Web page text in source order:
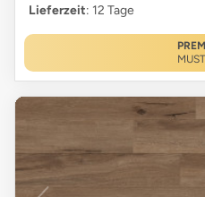
Lieferzeit: 12 Tage